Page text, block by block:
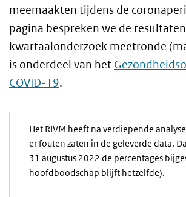
meemaakten tijdens de
pagina bespreken we de
kwartaalonderzoek meetronde
is onderdeel van het
COVID-19.
Het RIVM heeft na verdiepende
er fouten zaten in de geleverde data.
31 augustus 2022 de percentages
hoofdboodschap blijft hetzelfde).